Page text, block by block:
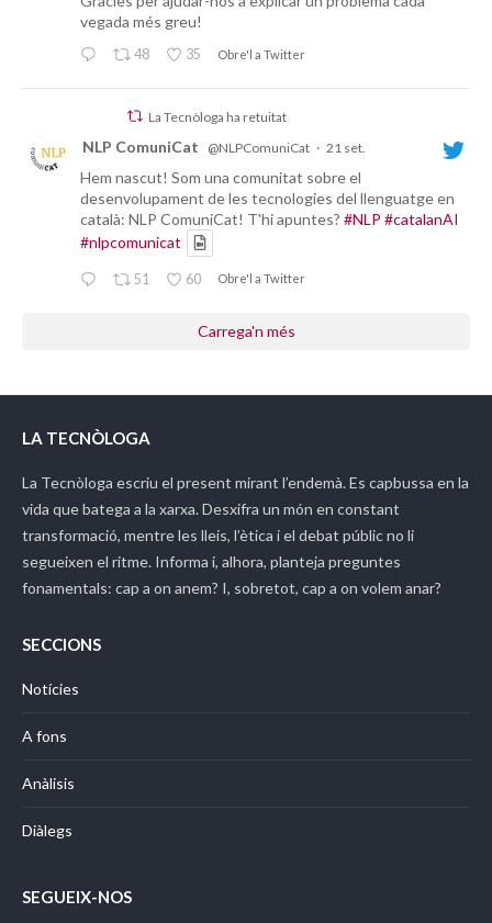
vegada més greu!
48 35 Obre'l a Twitter
La Tecnòloga ha retuitat
NLP ComuniCat @NLPComuniCat · 21 set.
Hem nascut! Som una comunitat sobre el
desenvolupament de les tecnologies del llenguatge en
català: NLP ComuniCat! T'hi apuntes? #NLP #catalanAI
#nlpcomunicat
51 60 Obre'l a Twitter
Carrega'n més
LA TECNÒLOGA
La Tecnòloga escriu el present mirant l’endemà. Es capbussa en la
vida que batega a la xarxa. Desxifra un món en constant
transformació, mentre les lleis, l’ètica i el debat públic no li
segueixen el ritme. Informa i, alhora, planteja preguntes
fonamentals: cap a on anem? I, sobretot, cap a on volem anar?
SECCIONS
Notícies
A fons
Anàlisis
Diàlegs
SEGUEIX-NOS